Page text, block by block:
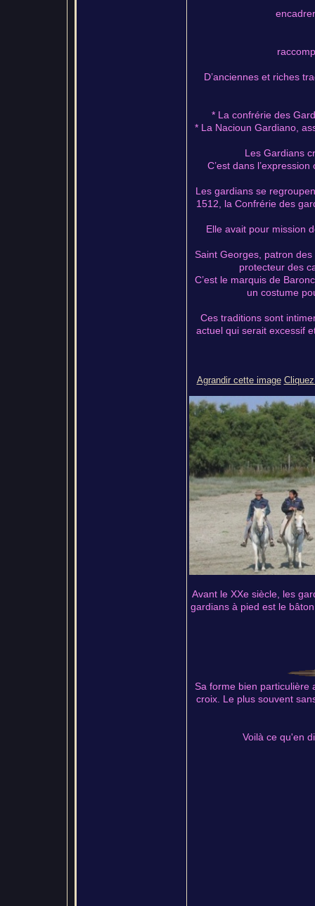
D’anciennes et riches
* La confrérie des
* La Nacioun Gardiano,
Les Gardians
C’est dans
Les gardians se
1512, la Confrérie des
Elle avait pour mission
Saint Georges, patron des
protecteur des
C’est le marquis de
un costume
Ces traditions sont
actuel qui serait excessif
Agrandir cette image
Avant le XXe siècle, les
gardians à pied est le
Sa forme bien particulière
croix. Le plus souvent
Voilà ce qu'en